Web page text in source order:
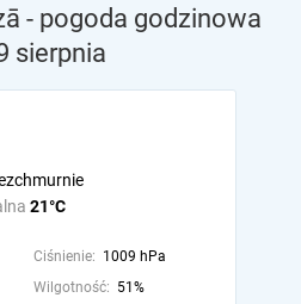
- pogoda godzinowa
sierpnia
21°C
Ciśnienie: 1009 hPa
Wilgotność: 51%